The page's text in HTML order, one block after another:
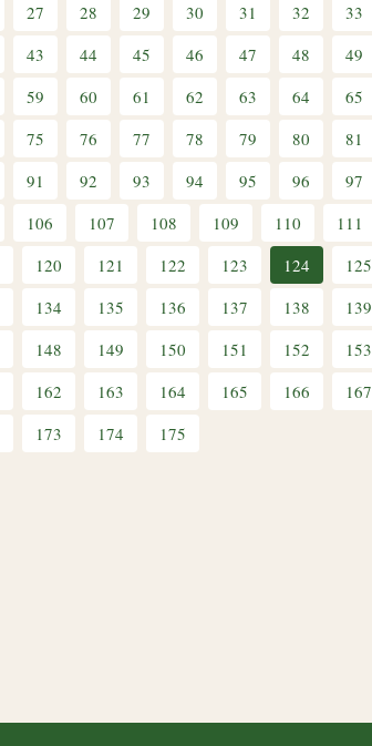
27 28 29 30 31 32
33
43 44 45 46 47 48
49
59 60 61 62 63 64
65
75 76 77 78 79 80
81
91 92 93 94 95 96
97
106 107 108 109 110
111
120 121 122 123 124
125
134 135 136 137 138
139
148 149 150 151 152
153
162 163 164 165 166
167
173 174 175